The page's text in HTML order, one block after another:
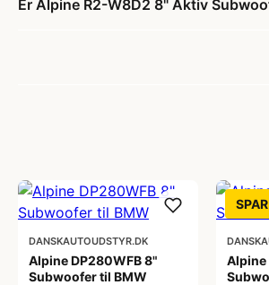
Er Alpine R2-W8D2 8" Aktiv
DANSKAUTOUDSTYR.DK
Alpine DP280WFB 8"
Subwoofer til BMW
Alpine